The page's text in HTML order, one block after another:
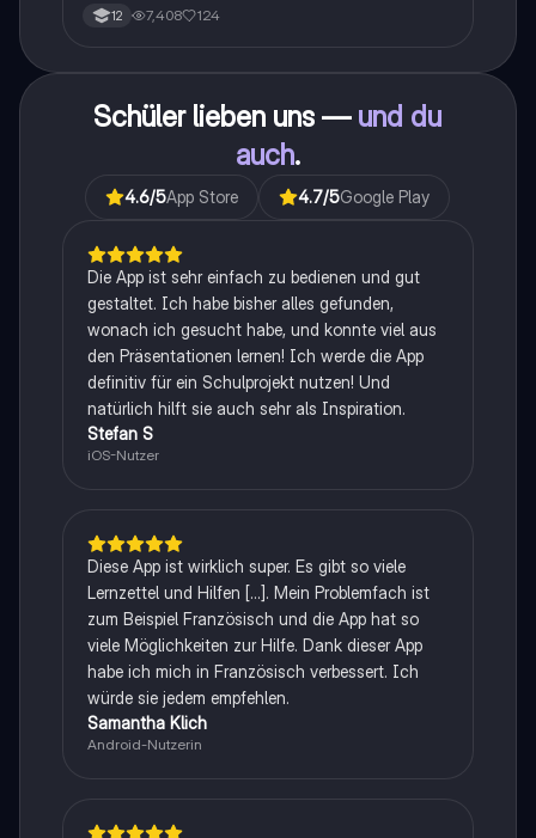
12 7,408 124
Schüler lieben uns — und du
auch.
4.6/5App Store 4.7/5Google Play
Die App ist sehr einfach zu bedienen und gut
gestaltet. Ich habe bisher alles gefunden,
wonach ich gesucht habe, und konnte viel aus
den Präsentationen lernen! Ich werde die App
definitiv für ein Schulprojekt nutzen! Und
natürlich hilft sie auch sehr als Inspiration.
Stefan S
iOS-Nutzer
Diese App ist wirklich super. Es gibt so viele
Lernzettel und Hilfen [...]. Mein Problemfach ist
zum Beispiel Französisch und die App hat so
viele Möglichkeiten zur Hilfe. Dank dieser App
habe ich mich in Französisch verbessert. Ich
würde sie jedem empfehlen.
Samantha Klich
Android-Nutzerin